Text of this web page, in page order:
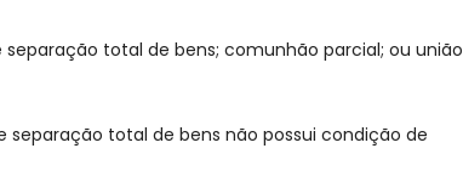
total de bens; comunhão parcial; ou união
total de bens não possui condição de